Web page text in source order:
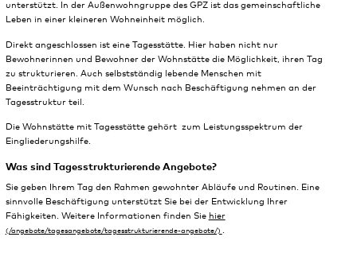
unterstützt. In der Außenwohngruppe des GPZ ist das gemeinschaftliche
Leben in einer kleineren Wohneinheit möglich.
Direkt angeschlossen ist eine Tagesstätte. Hier haben nicht nur
Bewohnerinnen und Bewohner der Wohnstätte die Möglichkeit, ihren Tag
zu strukturieren. Auch selbstständig lebende Menschen mit
Beeinträchtigung mit dem Wunsch nach Beschäftigung nehmen an der
Tagesstruktur teil.
Die Wohnstätte mit Tagesstätte gehört zum Leistungsspektrum der
Eingliederungshilfe.
Was sind Tagesstrukturierende Angebote?
Sie geben Ihrem Tag den Rahmen gewohnter Abläufe und Routinen. Eine
sinnvolle Beschäftigung unterstützt Sie bei der Entwicklung Ihrer
Fähigkeiten. Weitere Informationen finden Sie hier